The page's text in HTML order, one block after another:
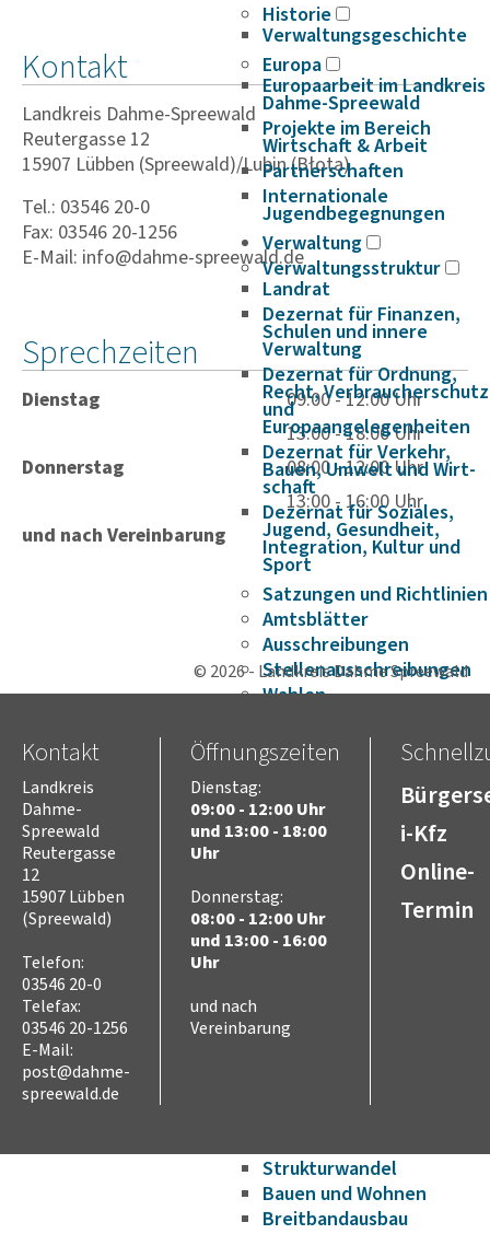
Historie
Verwaltungsgeschichte
Europa
Europaarbeit im Landkreis
Dahme-Spreewald
Projekte im Bereich
Wirtschaft & Arbeit
Partnerschaften
Internationale
Jugendbegegnungen
Verwaltung
Verwaltungsstruktur
Landrat
Dezernat für Finanzen,
Schulen und innere
Verwaltung
Dezernat für Ordnung,
Recht, Verbraucherschutz
und
Europaangelegenheiten
Dezernat für Verkehr,
Bauen, Umwelt und Wirt­
schaft
Dezernat für Soziales,
Jugend, Gesundheit,
Integration, Kultur und
Sport
Satzungen und Richtlinien
Amtsblätter
Ausschreibungen
Stellenausschreibungen
Wahlen
Kreistag
Vorsitz des Kreistages
Rats- und
Niederschriften
Videoaufzeichnungen
Kreistag
Themen
Familie
Jugend
Erwachsene
Bauen und Infrastruktur
Strukturwandel
Bauen und Wohnen
Breitbandausbau
Kontakt
Landkreis Dahme-Spreewald
Reutergasse 12
15907 Lübben (Spreewald)/Lubin (Błota)
Tel.: 03546 20-0
Fax: 03546 20-1256
E-Mail: info@dahme-spreewald.de
Sprechzeiten
Dienstag
09:00 - 12:00 Uhr
13:00 - 18:00 Uhr
Donnerstag
08:00 - 12:00 Uhr
13:00 - 16:00 Uhr
und nach Vereinbarung
© 2026 - Landkreis Dahme Spreewald
Kontakt
Landkreis
Dahme-
Spreewald
Reutergasse
12
15907 Lübben
(Spreewald)
Telefon:
03546 20-0
Telefax:
03546 20-1256
E-Mail:
post@dahme-
spreewald.de
Öffnungszeiten
Dienstag:
09:00 - 12:00 Uhr
und 13:00 - 18:00
Uhr
Donnerstag:
08:00 - 12:00 Uhr
und 13:00 - 16:00
Uhr
und nach
Vereinbarung
i-Kfz
Online-
Termin